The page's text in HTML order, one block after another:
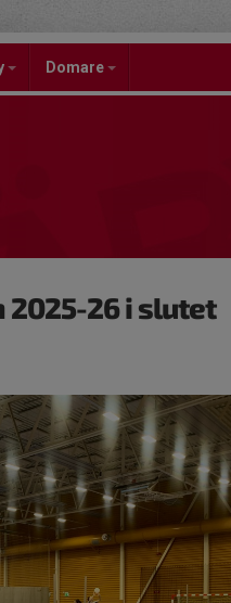
Domare
2025-26 i slutet